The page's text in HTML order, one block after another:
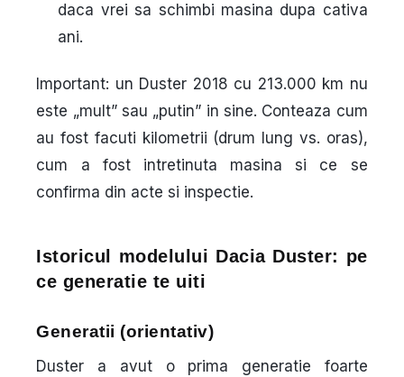
daca vrei sa schimbi masina dupa cativa
ani.
Important: un Duster 2018 cu 213.000 km nu
este „mult” sau „putin” in sine. Conteaza cum
au fost facuti kilometrii (drum lung vs. oras),
cum a fost intretinuta masina si ce se
confirma din acte si inspectie.
Istoricul modelului Dacia Duster: pe
ce generatie te uiti
Generatii (orientativ)
Duster a avut o prima generatie foarte